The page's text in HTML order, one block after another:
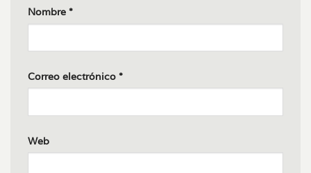
Nombre *
Correo electrónico *
Web